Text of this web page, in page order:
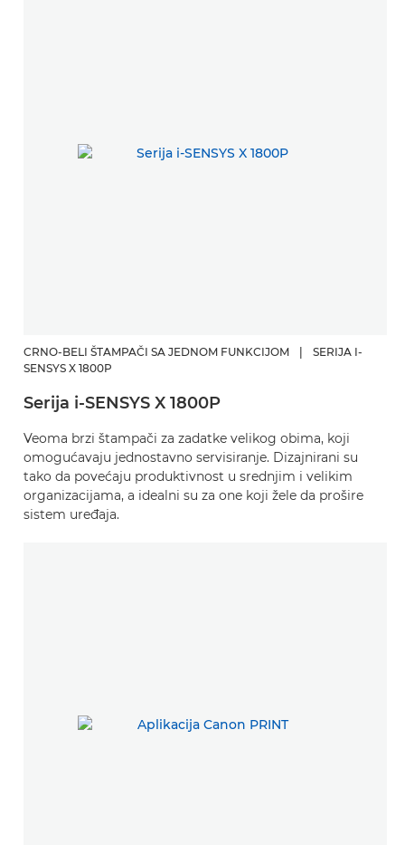
CRNO-BELI ŠTAMPAČI SA JEDNOM FUNKCIJOM
SERIJA I-
SENSYS X 1800P
Serija i-SENSYS X 1800P
Veoma brzi štampači za zadatke velikog obima, koji
omogućavaju jednostavno servisiranje. Dizajnirani su
tako da povećaju produktivnost u srednjim i velikim
organizacijama, a idealni su za one koji žele da prošire
sistem uređaja.